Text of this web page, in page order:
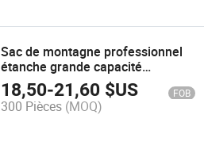
Sac de montagne professionnel
étanche grande capacité
extérieur
18,50-21,60 $US FOB
300 Pièces (MOQ)